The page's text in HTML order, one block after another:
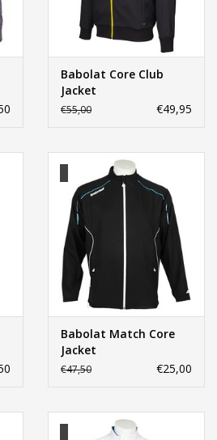
Babolat Core Club
Jacket
€55,00 €49,95
Babolat Match Core
Jacket
€47,50 €25,00